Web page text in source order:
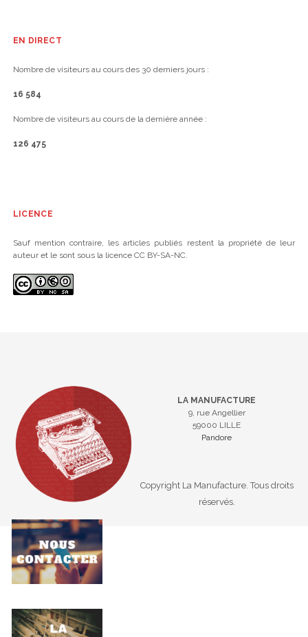
EN DIRECT
Nombre de visiteurs au cours des 30 derniers jours :
16 584
Nombre de visiteurs au cours de la dernière année :
126 475
LICENCE
Sauf mention contraire, les articles publiés restent la propriété de leur
auteur et le sont sous la licence CC BY-SA-NC.
LA MANUFACTURE
9, rue Angellier
59000 LILLE
Pandore
Copyright La Manufacture. Tous droits
réservés.